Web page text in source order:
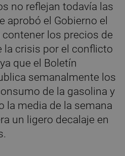
no reflejan todavía las
aprobó el Gobierno el
los precios de
la crisis por el conflicto
que el Boletín
semanalmente los
de la gasolina y
la media de la semana
un ligero decalaje en